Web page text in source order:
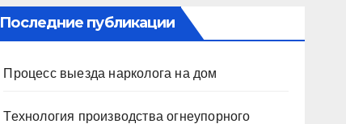
Последние публикации
Процесс выезда нарколога на дом
Технология производства огнеупорного